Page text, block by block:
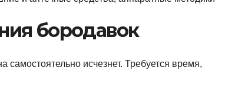
бородавок
самостоятельно исчезнет. Требуется время,